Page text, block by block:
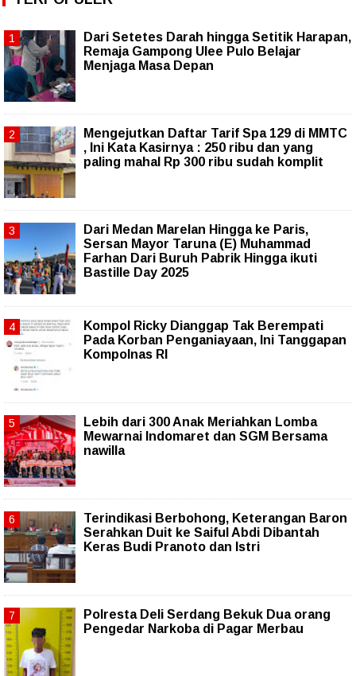
Dari Setetes Darah hingga Setitik Harapan,
Remaja Gampong Ulee Pulo Belajar
Menjaga Masa Depan
Mengejutkan Daftar Tarif Spa 129 di MMTC
, Ini Kata Kasirnya : 250 ribu dan yang
paling mahal Rp 300 ribu sudah komplit
‎Dari Medan Marelan Hingga ke Paris,
Sersan Mayor Taruna (E) Muhammad
Farhan Dari Buruh Pabrik Hingga ikuti
Bastille Day 2025
Kompol Ricky Dianggap Tak Berempati
Pada Korban Penganiayaan, Ini Tanggapan
Kompolnas RI
Lebih dari 300 Anak Meriahkan Lomba
Mewarnai Indomaret dan SGM Bersama
nawilla
Terindikasi Berbohong, Keterangan Baron
Serahkan Duit ke Saiful Abdi Dibantah
Keras Budi Pranoto dan Istri
Polresta Deli Serdang Bekuk Dua orang
Pengedar Narkoba di Pagar Merbau